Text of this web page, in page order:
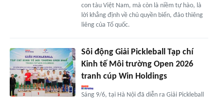
con tàu Việt Nam, mà còn là niềm tự hào, là
lời khẳng định về chủ quyền biển, đảo thiêng
liêng của Tổ quốc.
Sôi động Giải Pickleball Tạp chí
Kinh tế Môi trường Open 2026
tranh cúp Win Holdings
Sáng 9/6, tại Hà Nội đã diễn ra Giải Pickleball